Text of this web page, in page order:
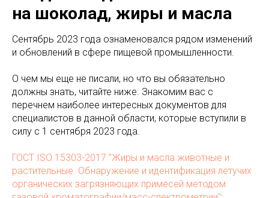
на шоколад, жиры и масла
Сентябрь 2023 года ознаменовался рядом изменений
и обновлений в сфере пищевой промышленности.
О чем мы еще не писали, но что вы обязательно
должны знать, читайте ниже. Знакомим вас с
перечнем наиболее интересных документов для
специалистов в данной области, которые вступили в
силу с 1 сентября 2023 года.
ГОСТ ISO 15303-2017 "Жиры и масла животные и
растительные. Обнаружение и идентификация летучих
органических загрязняющих примесей методом